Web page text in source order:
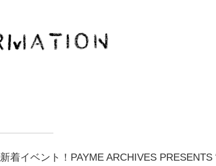
新着イベント！PAYME ARCHIVES